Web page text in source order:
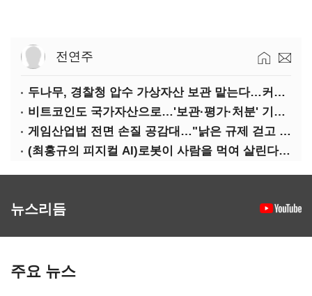
전연주
두나무, 경찰청 압수 가상자산 보관 맡는다…커스터디 사업 최종 낙찰
비트코인도 국가자산으로…'보관·평가·처분' 기준은 숙제
게임산업법 전면 손질 공감대…"낡은 규제 걷고 안전장치 촘촘히 해야"
(최홍규의 피지컬 AI)로봇이 사람을 먹여 살린다, 그런데 언제 먹여야 할지는 모른다
뉴스리듬
주요 뉴스